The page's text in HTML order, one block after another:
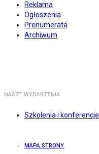
Reklama
Ogłoszenia
Prenumerata
Archiwum
NASZE WYDARZENIA
Szkolenia i konferencje
MAPA STRONY